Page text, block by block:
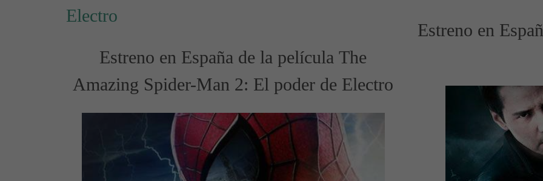
Electro
Estreno en España de la película The
Amazing Spider-Man 2: El poder de Electro
Estreno en